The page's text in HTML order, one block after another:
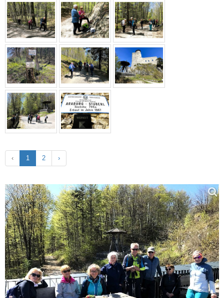
‹ 1 2 ›